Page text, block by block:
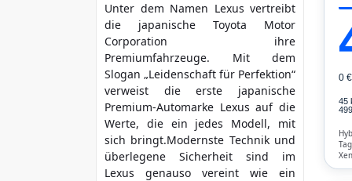
Bluetooth (0)
Freisprecheinrichtung
Verkehrszeichen-
Erkennung (0)
ESP
ABS (0)
Klimatisierung (0)
Airbag (0)
mehr Kriterien
Zusätzliche Garantie
Nichtraucher
Unter dem Namen Lexus vertreibt
die japanische Toyota Motor
Corporation ihre
Premiumfahrzeuge. Mit dem
Slogan „Leidenschaft für Perfektion“
verweist die erste japanische
Premium-Automarke Lexus auf die
Werte, die ein jedes Modell, mit
sich bringt.Modernste Technik und
überlegene Sicherheit sind im
Lexus genauso vereint wie ein
0
45